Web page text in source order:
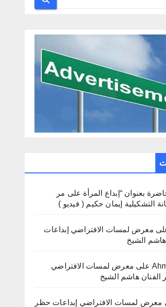
بعنوان “إبداع المرأة على مر
التشكيلية إيمان حكيم ( فيديو )
معرض لمسات الافتراضي إبداعات
الشيخ
على معرض لمسات الافتراضي
الفنان هاشم الشيخ
معرض لمسات الافتراضي إبداعات حظر